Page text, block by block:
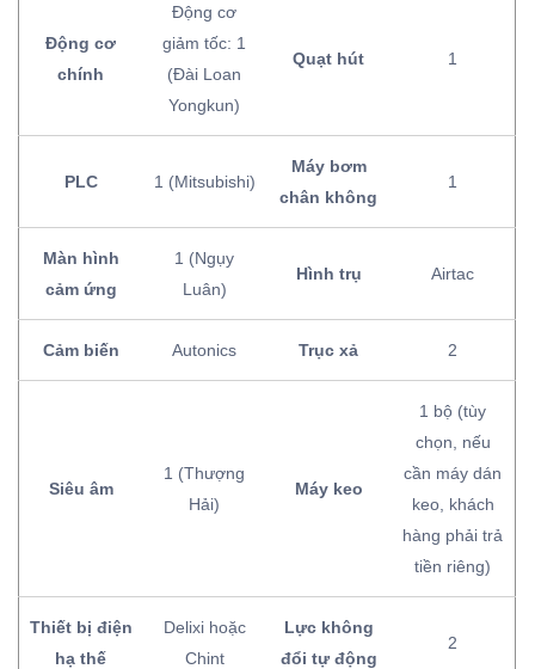
Động cơ
chính
Động cơ
giảm tốc: 1
(Đài Loan
Yongkun)
Quạt hút 1
PLC 1 (Mitsubishi)
Máy bơm
chân không
1
Màn hình
cảm ứng
1 (Ngụy
Luân)
Hình trụ Airtac
Cảm biến Autonics Trục xả 2
Siêu âm
1 (Thượng
Hải)
Máy keo
1 bộ (tùy
chọn, nếu
cần máy dán
keo, khách
hàng phải trả
tiền riêng)
Thiết bị điện
hạ thế
Delixi hoặc
Chint
Lực không
đổi tự động
2